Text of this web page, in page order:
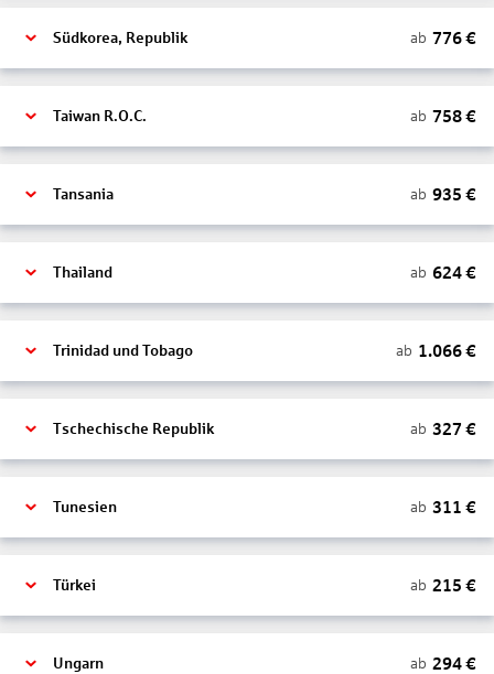
Südkorea, Republik ab 776€
Taiwan R.O.C. ab 758€
Tansania ab 935 €
Thailand ab 624€
Trinidad und Tobago ab 1.066€
Tschechische Republik ab 327 €
Tunesien ab 311 €
Türkei ab 215 €
Ungarn ab 294€